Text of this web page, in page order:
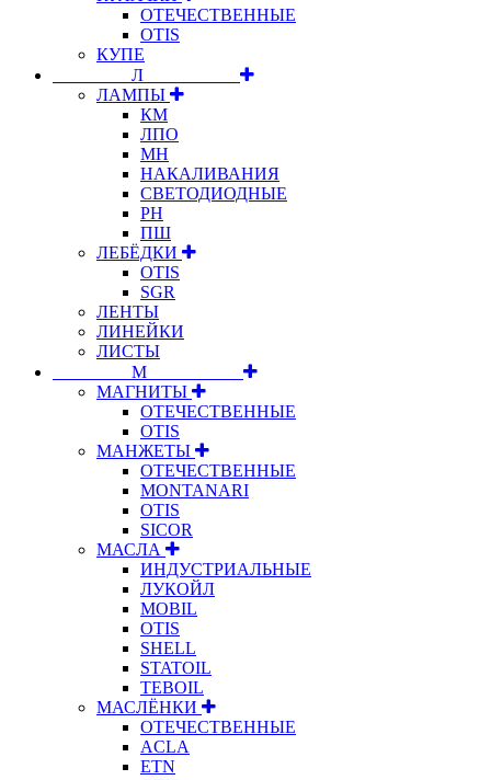
ОТЕЧЕСТВЕННЫЕ
OTIS
КУПЕ
⠀⠀⠀⠀⠀⠀Л⠀⠀⠀⠀⠀⠀⠀
ЛАМПЫ
КМ
ЛПО
МН
НАКАЛИВАНИЯ
СВЕТОДИОДНЫЕ
РН
ПШ
ЛЕБЁДКИ
OTIS
SGR
ЛЕНТЫ
ЛИНЕЙКИ
ЛИСТЫ
⠀⠀⠀⠀⠀⠀М⠀⠀⠀⠀⠀⠀⠀
МАГНИТЫ
ОТЕЧЕСТВЕННЫЕ
OTIS
МАНЖЕТЫ
ОТЕЧЕСТВЕННЫЕ
MONTANARI
OTIS
SICOR
МАСЛА
ИНДУСТРИАЛЬНЫЕ
ЛУКОЙЛ
MOBIL
OTIS
SHELL
STATOIL
TEBOIL
МАСЛЁНКИ
ОТЕЧЕСТВЕННЫЕ
ACLA
ETN